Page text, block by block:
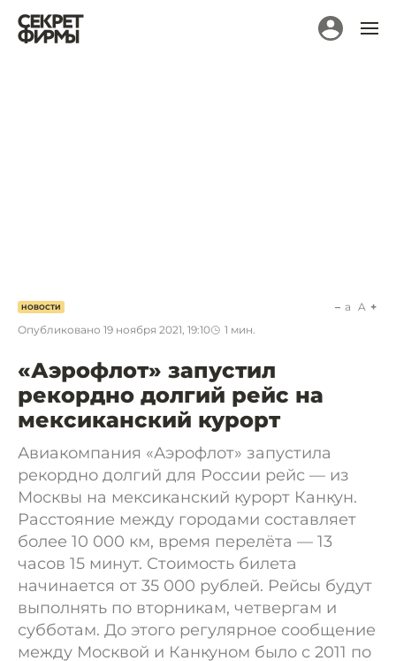
НОВОСТИ
Опубликовано 19 ноября 2021, 19:10 1 мин.
a A
«Аэрофлот» запустил
рекордно долгий рейс на
мексиканский курорт
Авиакомпания «Аэрофлот» запустила
рекордно долгий для России рейс — из
Москвы на мексиканский курорт Канкун.
Расстояние между городами составляет
более 10 000 км, время перелёта — 13
часов 15 минут. Стоимость билета
начинается от 35 000 рублей. Рейсы будут
выполнять по вторникам, четвергам и
субботам. До этого регулярное сообщение
между Москвой и Канкуном было с 2011 по